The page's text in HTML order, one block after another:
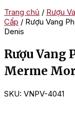
Trang chủ / Rượu
Cấp / Rượu Vang
Denis
Rượu Vang
Merme
SKU: VNPV-4041